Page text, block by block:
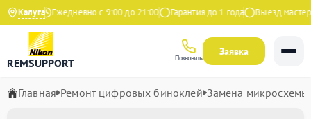
Калуга
Яндекс Ежедневно с 9:00 до 21:00 Гарантия до 1 года Выезд мастера
REMSUPPORT Позвонить
Заявка
Главная Ремонт цифровых биноклей Замена микросхемы